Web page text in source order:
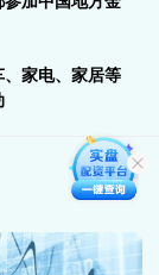
家电、家居等